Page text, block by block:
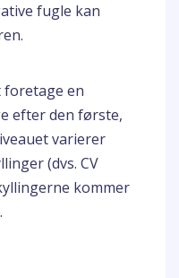
fugle kan
en
efter den første,
varierer
(dvs. CV
kommer